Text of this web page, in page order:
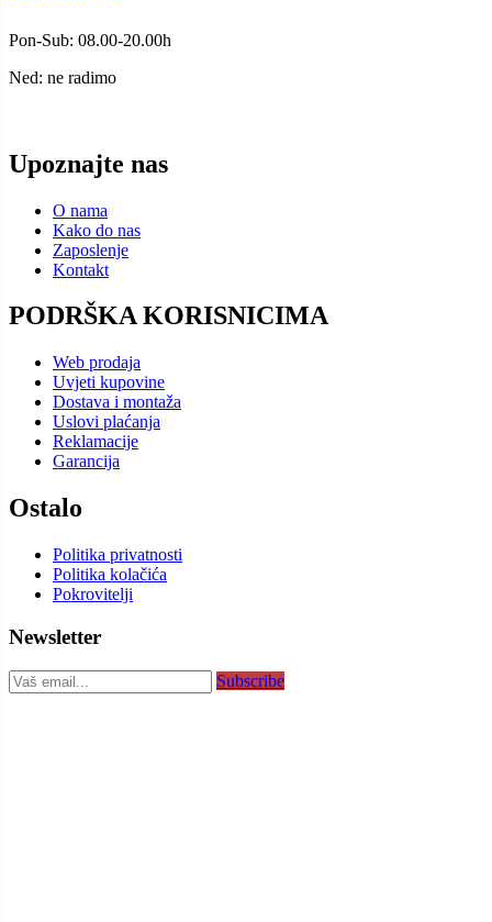
Pon-Sub: 08.00-20.00h
Ned: ne radimo
Upoznajte nas
O nama
Kako do nas
Zaposlenje
Kontakt
PODRŠKA KORISNICIMA
Web prodaja
Uvjeti kupovine
Dostava i montaža
Uslovi plaćanja
Reklamacije
Garancija
Ostalo
Politika privatnosti
Politika kolačića
Pokrovitelji
Newsletter
Subscribe